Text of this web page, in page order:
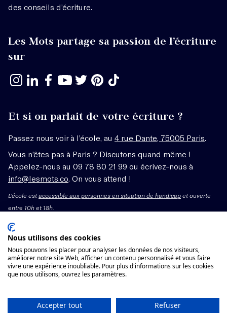
des conseils d’écriture.
Les Mots partage sa passion de l’écriture
sur
Et si on parlait de votre écriture ?
Passez nous voir à l’école, au 4 rue Dante, 75005 Paris
Vous n’êtes pas à Paris ? Discutons quand même !
Appelez-nous au 09 78 80 21 99 ou écrivez-nous à
info@lesmots.co . On vous attend !
L'école estaccessible aux personnes en situation de handicap et ouverte
entre 10h et 18h.
Mentions légales – CGV
Organisme de formation enregistré sous le numéro
11755662775 auprès du préfet de région Île-de-France.
Voir les conditions générales de vente
Nous utilisons des cookies
Nous pouvons les placer pour analyser les données de nos visiteurs,
améliorer notre site Web, afficher un contenu personnalisé et vous faire
vivre une expérience inoubliable. Pour plus d'informations sur les cookies
que nous utilisons, ouvrez les paramètres.
Accepter tout Refuser